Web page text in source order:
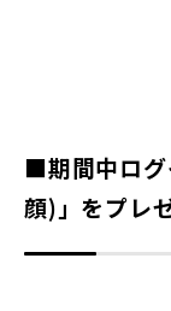
■期間中ログ
顔)」をプレ